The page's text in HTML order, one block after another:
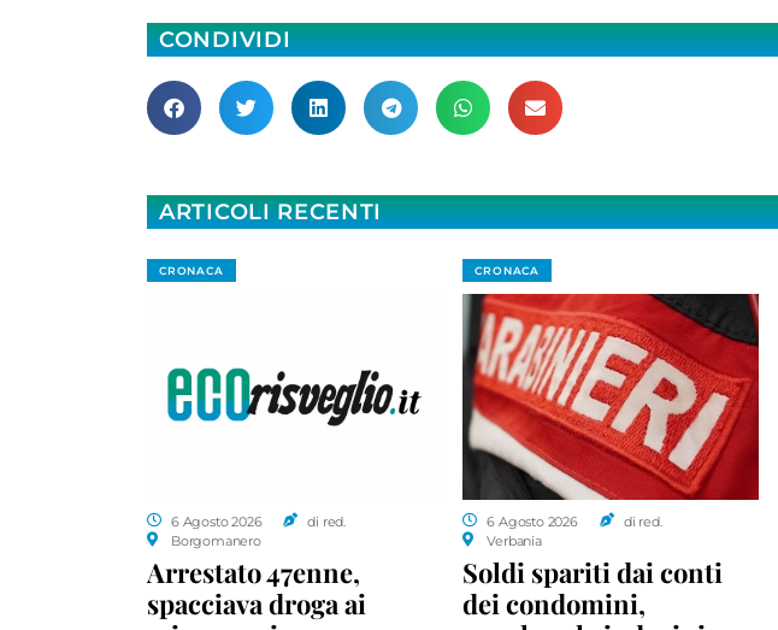
CONDIVIDI
ARTICOLI RECENTI
CRONACA
6 Agosto 2026
di red.
Borgomanero
Arrestato 47enne,
spacciava droga ai
CRONACA
6 Agosto 2026
di red.
Verbania
Soldi spariti dai conti
dei condomini,